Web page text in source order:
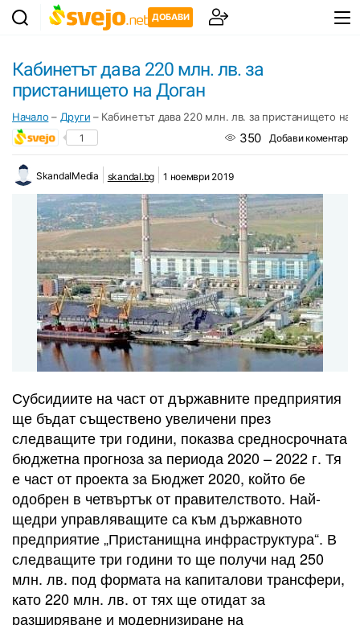
ДОБАВИ
Кабинетът дава 220 млн. лв. за
пристанището на Доган
Начало – Други – Кабинетът дава 220 млн. лв. за пристанището на
1 350 Добави коментар
SkandalMedia skandal.bg 1 ноември 2019
Субсидиите на част от държавните предприятия
ще бъдат съществено увеличени през
следващите три години, показва средносрочната
бюджетна прогноза за периода 2020 – 2022 г. Тя
е част от проекта за Бюджет 2020, който бе
одобрен в четвъртък от правителството. Най-
щедри управляващите са към държавното
предприятие „Пристанищна инфраструктура“. В
следващите три години то ще получи над 250
млн. лв. под формата на капиталови трансфери,
като 220 млн. лв. от тях ще отидат за
разширяване и модернизиране на